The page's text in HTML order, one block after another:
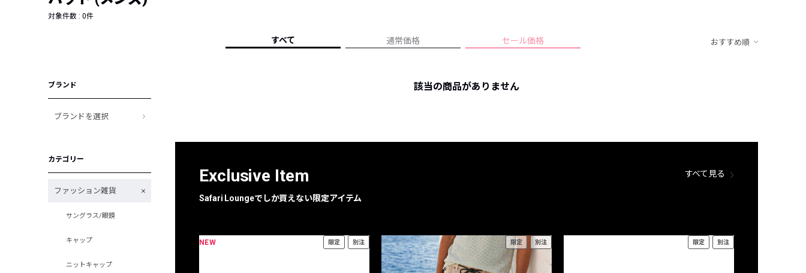
編集部のおすすめアイテム
人気記事ランキング
フォーカスブランド
プライバシーポリシー
対象件数 : 0件
すべて 通常価格 セール価格 おすすめ順
ブランド
ブランドを選択
カテゴリー
ファッション雑貨
サングラス/眼鏡
キャップ
ニットキャップ
該当の商品がありません
Exclusive Item
Safari Loungeでしか買えない限定アイテム
すべて見る
NEW 限定 別注 限定 別注 限定 別注